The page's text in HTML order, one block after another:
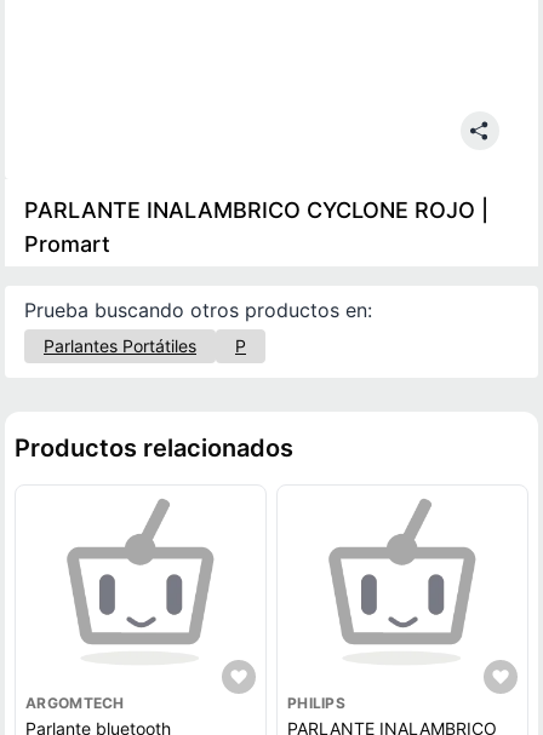
PARLANTE INALAMBRICO CYCLONE ROJO |
Promart
Prueba buscando otros productos en:
Parlantes Portátiles P
Productos relacionados
ARGOMTECH
Parlante bluetooth
PHILIPS
PARLANTE INALAMBRICO